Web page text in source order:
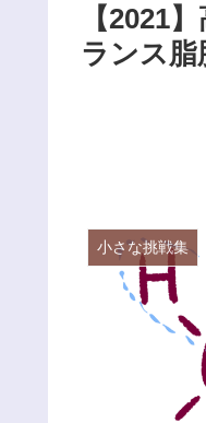
【2021
ランス脂
小さな挑戦集